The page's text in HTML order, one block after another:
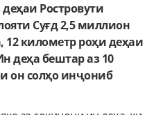
Ростровути
Суғд 2,5 миллион
километр роҳи деҳаи
деҳа бештар аз 10
он солҳо инҷониб